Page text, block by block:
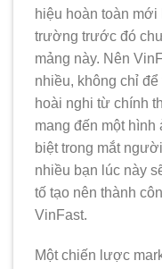
hiệu hoàn toàn
trường trước đó
mảng này. Nên
nhiều, không chỉ
hoài nghi từ chính
mang đến một hình
biệt trong mắt
nhiều bạn lúc này
tố tạo nên thành
VinFast.
Một chiến lược